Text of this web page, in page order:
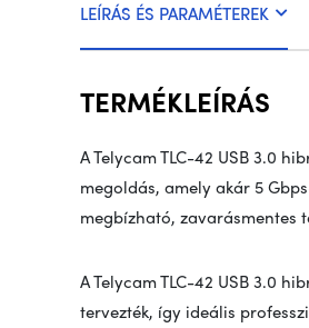
LEÍRÁS ÉS PARAMÉTEREK
TERMÉKLEÍRÁS
ATelycamTLC-42 USB 3.0
megoldás, amely akár 5
megbízható, zavarásmentes
ATelycamTLC-42 USB 3.0
tervezték, így ideális